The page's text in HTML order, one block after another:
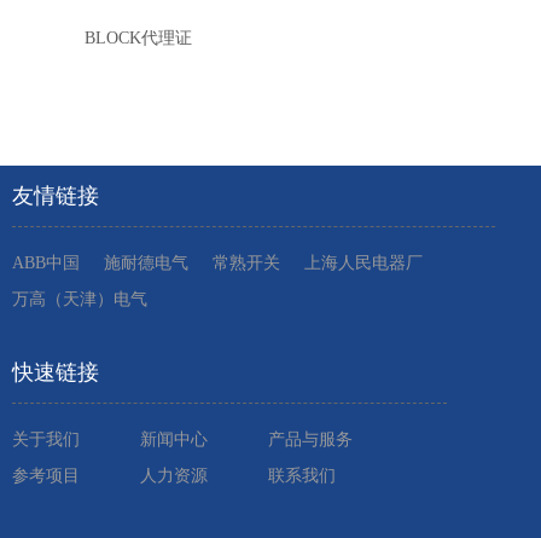
BLOCK代理证
友情链接
ABB中国 施耐德电气 常熟开关
上海人民电器厂
万高（天津）电气
快速链接
关于我们 新闻中心
产品与服务
参考项目
人力资源 联系我们